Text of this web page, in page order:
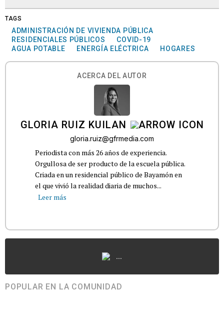
TAGS
ADMINISTRACIÓN DE VIVIENDA PÚBLICA
RESIDENCIALES PÚBLICOS
COVID-19
AGUA POTABLE
ENERGÍA ELÉCTRICA HOGARES
ACERCA DEL AUTOR
GLORIA RUIZ KUILAN
gloria.ruiz@gfrmedia.com
Periodista con más 26 años de experiencia.
Orgullosa de ser producto de la escuela pública.
Criada en un residencial público de Bayamón en
el que vivió la realidad diaria de muchos...
Leer más
...
POPULAR EN LA COMUNIDAD